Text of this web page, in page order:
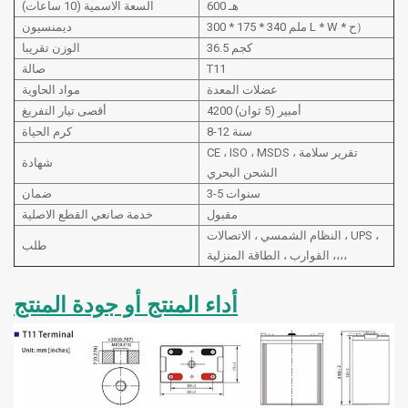
السعة الاسمية (10 ساعات)
600 هـ
ديمنسيون
300 * 175 * 340 ملم L * W
* ح）
الوزن تقريبا
36.5 كجم
صالة
T11
مواد الحاوية
عضلات المعدة
أقصى تيار التفريغ
4200 أمبير (5 ثوان)
كرم الحياة
8-12 سنة
شهادة
CE ، ISO ، MSDS ، تقرير سلامة
الشحن البحري
ضمان
3-5 سنوات
خدمة صانعي القطع الاصلية
مقبول
طلب
النظام الشمسي ، الاتصالات ، UPS ،
القوارب ، الطاقة المنزلية ،،،،
أداء المنتج أو جودة المنتج